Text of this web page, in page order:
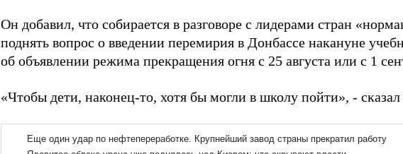
Он добавил, что собирается в разговоре с лидерами стран
поднять вопрос о введении перемирия в Донбассе накануне
об объявлении режима прекращения огня с 25 августа или с 1
«Чтобы дети, наконец-то, хотя бы могли в школу пойти», - сказал